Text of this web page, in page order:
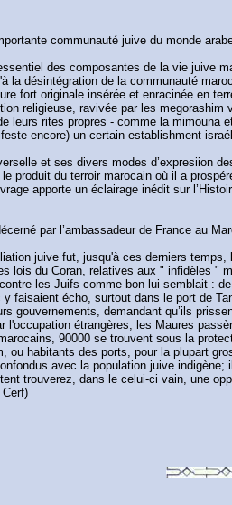
communauté juive du monde
des composantes de la vie juive
la désintégration de la communauté
fort originale insérée et enracinée en
religieuse, ravivée par les
rites propres - comme la mimouna
encore) un certain establishment
et ses divers modes d’expresiion
produit du terroir marocain où il a
apporte un éclairage inédit sur
par l’ambassadeur de France au
juive fut, jusqu'à ces derniers
lois du Coran, relatives aux " infidèles
les Juifs comme bon lui semblait :
faisaient écho, surtout dans le port de
gouvernements, demandant qu’ils
étrangères, les Maures
90000 se trouvent sous la
ou habitants des ports, pour la plupart
avec la population juive
trouverez, dans le celui-ci vain, une